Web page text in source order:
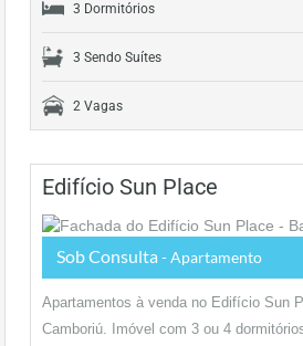
3 Dormitórios
3 Sendo Suítes
2 Vagas
Edifício Sun Place
Sob Consulta - Apartamento
Apartamentos à venda no Edifício Sun
Camboriú. Imóvel com 3 ou 4